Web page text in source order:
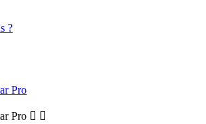
?
Pro
Pro  